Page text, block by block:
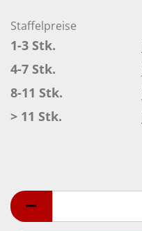
Staffelpreise
1-3 Stk.
4-7 Stk.
8-11 Stk.
> 11 Stk.